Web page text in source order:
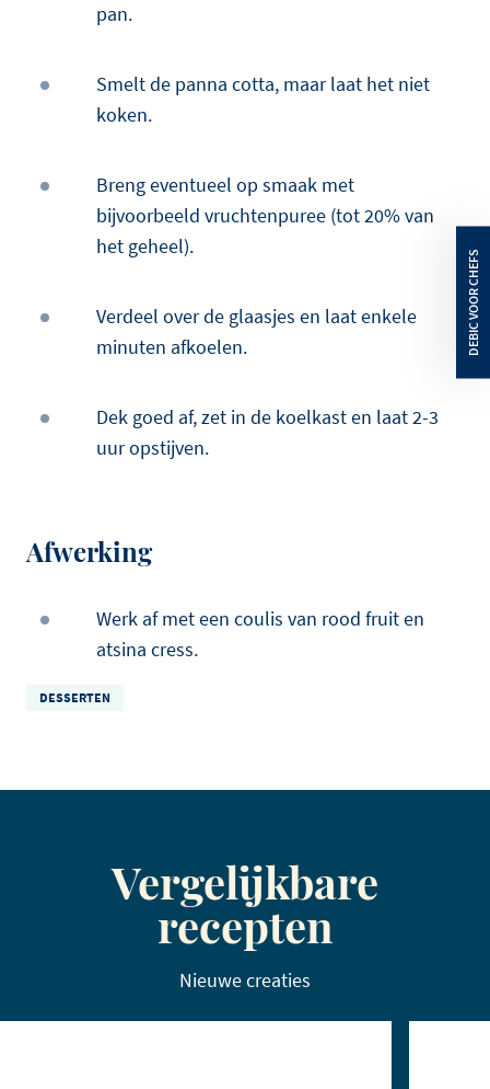
pan.
Smelt de panna cotta, maar laat het niet
koken.
Breng eventueel op smaak met
bijvoorbeeld vruchtenpuree (tot 20% van
het geheel).
Verdeel over de glaasjes en laat enkele
minuten afkoelen.
Dek goed af, zet in de koelkast en laat 2-3
uur opstijven.
Afwerking
Werk af met een coulis van rood fruit en
atsina cress.
DESSERTEN
Vergelijkbare
recepten
Nieuwe creaties